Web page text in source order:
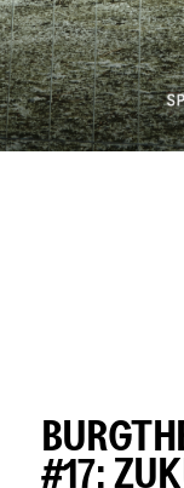
#17: